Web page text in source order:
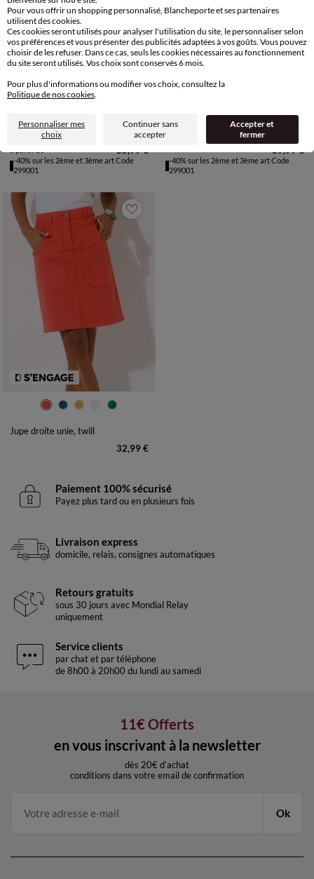
50 52 54
Jupe longue volantée imprimé doré, crépon
35,99 €
-40% sur les 2ème et 3ème art Code
299001
52 54
39,99 €
-40% sur les 2ème et 3ème art Code
299001
38 40 42 46
Jupe droite unie, twill
32,99 €
Paiement 100% sécurisé
Payez plus tard ou en plusieurs fois
Livraison express
domicile, relais, consignes automatiques
Retours gratuits
sous 30 jours avec Mondial Relay
uniquement
Service clients
par chat et par téléphone
de 8h00 à 20h00 du lundi au samedi
11€ Offerts
en vous inscrivant à la newsletter
dès 20€ d’achat
conditions dans votre email de confirmation
Ok
Pour vous offrir un shopping personnalisé, Blancheporte et ses partenaires
utilisent des cookies.
Ces cookies seront utilisés pour analyser l'utilisation du site, le personnaliser selon
vos préférences et vous présenter des publicités adaptées à vos goûts. Vous pouvez
choisir de les refuser. Dans ce cas, seuls les cookies nécessaires au fonctionnement
du site seront utilisés. Vos choix sont conservés 6 mois.
Pour plus d'informations ou modifier vos choix, consultez la
Politique de nos cookies
Personnaliser mes
choix
Continuer sans
accepter
Accepter et
fermer